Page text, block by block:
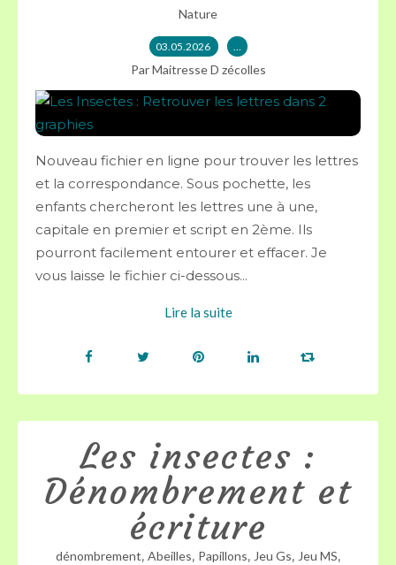
Nature
03.05.2026 …
Par Maitresse D zécolles
Nouveau fichier en ligne pour trouver les lettres
et la correspondance. Sous pochette, les
enfants chercheront les lettres une à une,
capitale en premier et script en 2ème. Ils
pourront facilement entourer et effacer. Je
vous laisse le fichier ci-dessous...
Lire la suite
Les insectes :
Dénombrement et
écriture
dénombrement, Abeilles, Papillons, Jeu Gs, Jeu MS,